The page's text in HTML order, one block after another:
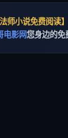
师小说免费阅读】
电影网您身边的免